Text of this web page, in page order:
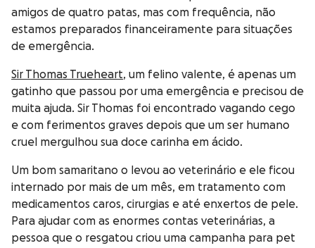
amigos de quatro patas, mas com frequência, não
estamos preparados financeiramente para situações
de emergência.
Sir Thomas Trueheart, um felino valente, é apenas um
gatinho que passou por uma emergência e precisou de
muita ajuda. Sir Thomas foi encontrado vagando cego
e com ferimentos graves depois que um ser humano
cruel mergulhou sua doce carinha em ácido.
Um bom samaritano o levou ao veterinário e ele ficou
internado por mais de um mês, em tratamento com
medicamentos caros, cirurgias e até enxertos de pele.
Para ajudar com as enormes contas veterinárias, a
pessoa que o resgatou criou uma campanha para pet